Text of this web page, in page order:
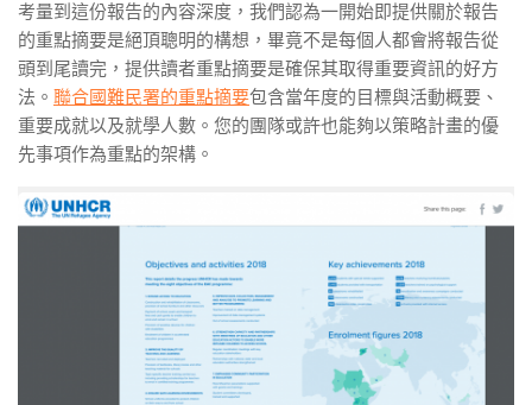
考量到這份報告的內容深度，我們認為一開始即提供關於報告
的重點摘要是絕頂聰明的構想，畢竟不是每個人都會將報告從
頭到尾讀完，提供讀者重點摘要是確保其取得重要資訊的好方
法。 聯合國難民署的重點摘要包含當年度的目標與活動概要、
重要成就以及就學人數。您的團隊或許也能夠以策略計畫的優
先事項作為重點的架構。